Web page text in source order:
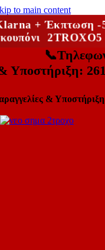
to main content
+ Έκπτωση -
κουπόνι 2TROXO5
Υποστήριξη:
&